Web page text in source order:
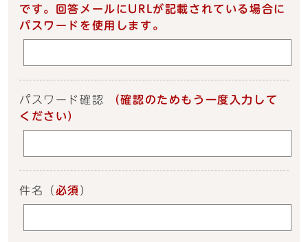
です。回答メールにURLが記載されている場合に
パスワードを使用します。
パスワード確認
（確認のためもう一度入力して
ください）
件名 （ 必須 ）